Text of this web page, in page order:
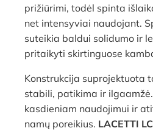
prižiūrimi, todėl spinta
net intensyviai naudojant.
suteikia baldui solidumo ir
pritaikyti skirtinguose
Konstrukcija suprojektuota
stabili, patikima ir
kasdieniam naudojimui ir
namų poreikius. LACETTI